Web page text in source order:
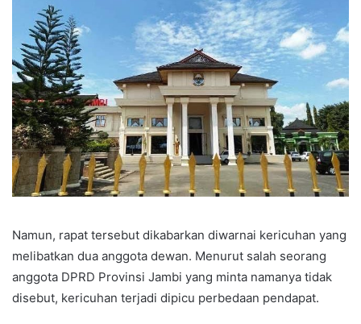
Namun, rapat tersebut dikabarkan diwarnai kericuhan yang
melibatkan dua anggota dewan. Menurut salah seorang
anggota DPRD Provinsi Jambi yang minta namanya tidak
disebut, kericuhan terjadi dipicu perbedaan pendapat.